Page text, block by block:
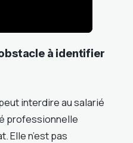
à identifier
interdire au salarié
professionnelle
Elle n’est pas